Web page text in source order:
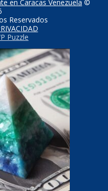
en Caracas Venezuela ©
Reservados
Puzzle